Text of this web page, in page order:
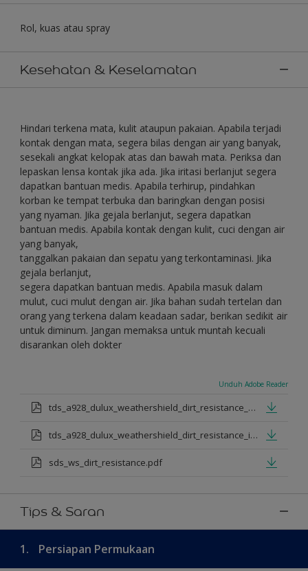
Rol, kuas atau spray
Kesehatan & Keselamatan
Hindari terkena mata, kulit ataupun pakaian. Apabila terjadi
kontak dengan mata, segera bilas dengan air yang banyak,
sesekali angkat kelopak atas dan bawah mata. Periksa dan
lepaskan lensa kontak jika ada. Jika iritasi berlanjut segera
dapatkan bantuan medis. Apabila terhirup, pindahkan
korban ke tempat terbuka dan baringkan dengan posisi
yang nyaman. Jika gejala berlanjut, segera dapatkan
bantuan medis. Apabila kontak dengan kulit, cuci dengan air
yang banyak,
tanggalkan pakaian dan sepatu yang terkontaminasi. Jika
gejala berlanjut,
segera dapatkan bantuan medis. Apabila masuk dalam
mulut, cuci mulut dengan air. Jika bahan sudah tertelan dan
orang yang terkena dalam keadaan sadar, berikan sedikit air
untuk diminum. Jangan memaksa untuk muntah kecuali
disarankan oleh dokter
Unduh Adobe Reader
tds_a928_dulux_weathershield_dirt_resistance_en_jan_2025.pdf
tds_a928_dulux_weathershield_dirt_resistance_id_jan_2025.pdf
sds_ws_dirt_resistance.pdf
Tips & Saran
1. Persiapan Permukaan